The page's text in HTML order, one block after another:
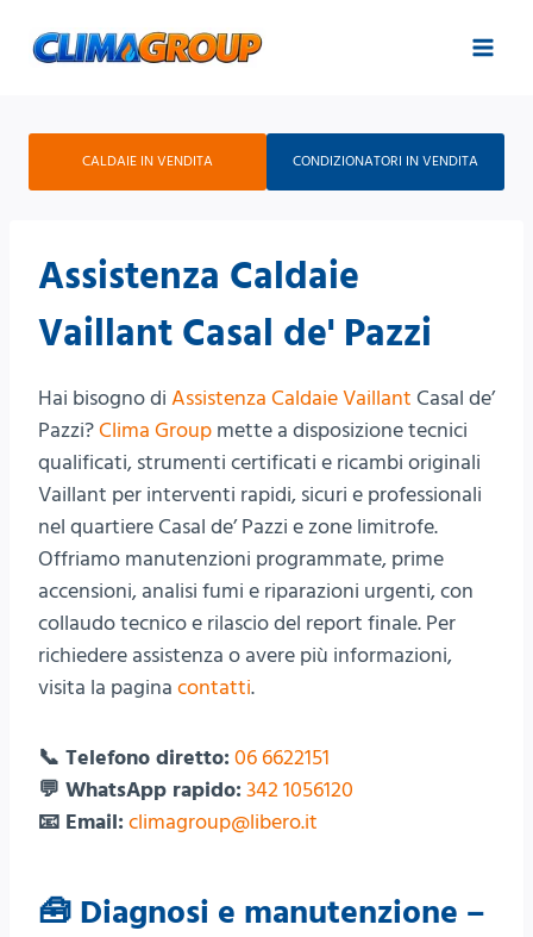
CALDAIE IN VENDITA CONDIZIONATORI IN VENDITA
Assistenza Caldaie
Vaillant Casal de' Pazzi
Hai bisogno di Assistenza Caldaie Vaillant Casal de’
Pazzi?Clima Group mette a disposizione tecnici
qualificati, strumenti certificati e ricambi originali
Vaillant per interventi rapidi, sicuri e professionali
nel quartiere Casal de’ Pazzi e zone limitrofe.
Offriamo manutenzioni programmate, prime
accensioni, analisi fumi e riparazioni urgenti, con
collaudo tecnico e rilascio del report finale. Per
richiedere assistenza o avere più informazioni,
visita la pagina contatti.
📞 Telefono diretto: 06 6622151
💬 WhatsApp rapido: 342 1056120
📧 Email: climagroup@libero.it
🧰 Diagnosi e manutenzione –